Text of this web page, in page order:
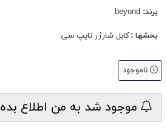
برند: beyond
بخشها :کابل شارژر تایپ سی
ناموجود
موجود شد به من اطلاع بده